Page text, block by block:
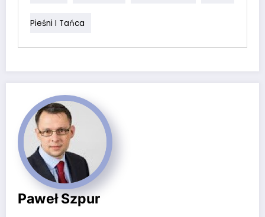
Pieśni I Tańca
Paweł Szpur